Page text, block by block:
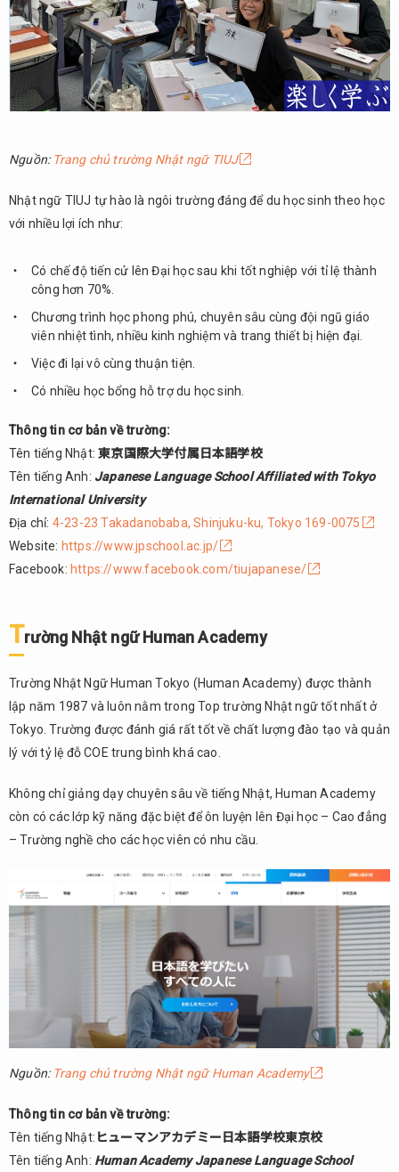
ngữ
Unitas
Trường
Nhật
ngữ
Trường
ngôn
21-
TOPA
2.9.
Trường
Nhật ngữ
Học
viện
ngôn
ngữ
quốc
tế
Tokyo
ARC
2.12.
Trường
Nhật
ngữ
2.13.
Trường
Nhật
Sanko
Tokyo
Tokyo
2.15.
ngữ
Kohwa
2.16.
Nguồn: Trang chủ trường Nhật ngữ TIUJ
Nhật ngữ TIUJ tự hào là ngôi trường đáng để du học sinh theo học
với nhiều lợi ích như:
Có chế độ tiến cử lên Đại học sau khi tốt nghiệp với tỉ lệ thành
công hơn 70%.
Chương trình học phong phú, chuyên sâu cùng đội ngũ giáo
viên nhiệt tình, nhiều kinh nghiệm và trang thiết bị hiện đại.
Việc đi lại vô cùng thuận tiện.
Có nhiều học bổng hỗ trợ du học sinh.
Thông tin cơ bản về trường:
Tên tiếng Nhật:東京国際大学付属日本語学校
Tên tiếng Anh: Japanese Language School Affiliated with Tokyo
International University
Địa chỉ: 4-23-23 Takadanobaba, Shinjuku-ku, Tokyo 169-0075
Website: https://www.jpschool.ac.jp/
Facebook: https://www.facebook.com/tiujapanese/
Trường Nhật ngữ Human Academy
Trường Nhật Ngữ Human Tokyo (Human Academy) được thành
lập năm 1987 và luôn nằm trong Top trường Nhật ngữ tốt nhất ở
Tokyo. Trường được đánh giá rất tốt về chất lượng đào tạo và quản
lý với tỷ lệ đỗ COE trung bình khá cao.
Không chỉ giảng dạy chuyên sâu về tiếng Nhật, Human Academy
còn có các lớp kỹ năng đặc biệt để ôn luyện lên Đại học – Cao đẳng
– Trường nghề cho các học viên có nhu cầu.
Nguồn: Trang chủ trường Nhật ngữ Human Academy
Thông tin cơ bản về trường:
Tên tiếng Nhật: ヒューマンアカデミー日本語学校東京校
Tên tiếng Anh: Human Academy Japanese Language School